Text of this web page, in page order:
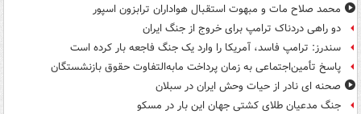
محمد صلاح مات و مبهوت استقبال هواداران ترابزون اسپور
دو راهی دردناک ترامپ برای خروج از جنگ ایران
سندرز: ترامپ فاسد، آمریکا را وارد یک جنگ فاجعه بار کرده است
پاسخ تأمین‌اجتماعی به زمان پرداخت مابه‌التفاوت حقوق بازنشستگان
صحنه ای نادر از حیات وحش ایران در سبلان
جنگ مدعیان طلای کشتی جهان این بار در مسکو